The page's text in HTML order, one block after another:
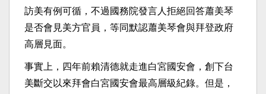
訪美有例可循，不過國務院發言人拒絕回答蕭美琴
是否會見美方官員，等同默認蕭美琴會與拜登政府
高層見面。
事實上，四年前賴清德就走進白宮國安會，創下台
美斷交以來拜會白宮國安會最高層級紀錄。但是，